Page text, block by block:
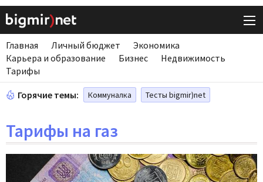
Главная Личный бюджет
Экономика
Карьера и образование
Бизнес
Недвижимость
Тарифы
Горячие темы: Коммуналка Тесты bigmir)net
Тарифы на газ